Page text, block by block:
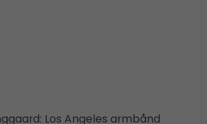
Los Angeles armbånd